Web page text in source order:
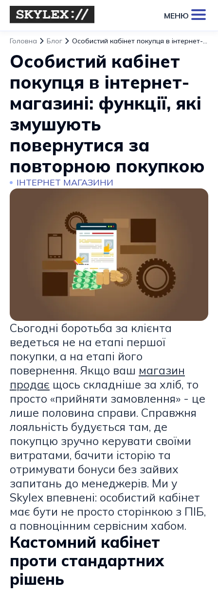
МЕНЮ
Головна Блог Особистий кабінет покупця в інтернет-магазині: функції, які змушують повернутися за повторною покупкою
Особистий кабінет
покупця в інтернет-
магазині: функції, які
змушують
повернутися за
повторною покупкою
ІНТЕРНЕТ МАГАЗИНИ
Сьогодні боротьба за клієнта
ведеться не на етапі першої
покупки, а на етапі його
повернення. Якщо ваш магазин
продає щось складніше за хліб, то
просто «прийняти замовлення» - це
лише половина справи. Справжня
лояльність будується там, де
покупцю зручно керувати своїми
витратами, бачити історію та
отримувати бонуси без зайвих
запитань до менеджерів. Ми у
Skylex впевнені: особистий кабінет
має бути не просто сторінкою з ПІБ,
а повноцінним сервісним хабом.
Кастомний кабінет
проти стандартних
рішень